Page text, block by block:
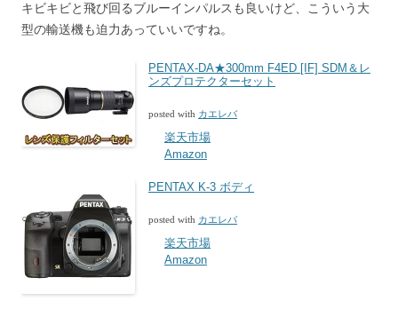
キビキビと飛び回るブルーインパルスも良いけど、こういう大
型の輸送機も迫力あっていいですね。
PENTAX-DA★300mm F4ED [IF] SDM＆レ
ンズプロテクターセット
posted with カエレバ
楽天市場
Amazon
PENTAX K-3 ボディ
posted with カエレバ
楽天市場
Amazon